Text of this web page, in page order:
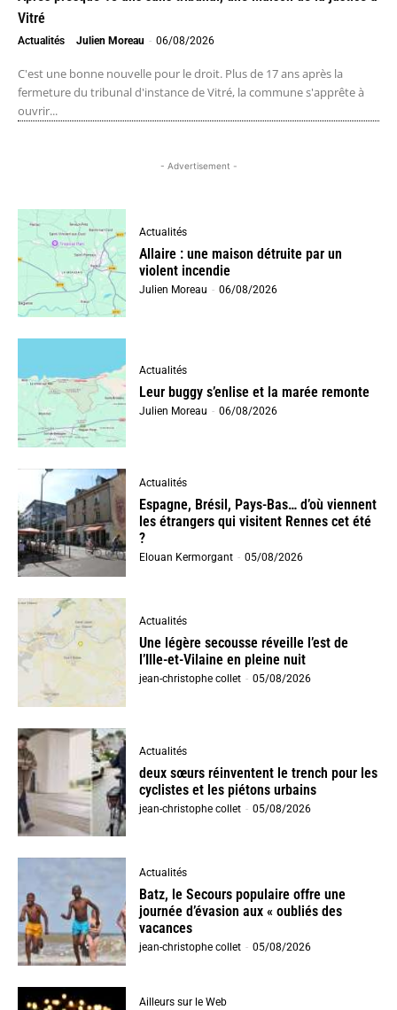
Vitré
Actualités Julien Moreau - 06/08/2026
C'est une bonne nouvelle pour le droit. Plus de 17 ans après la
fermeture du tribunal d'instance de Vitré, la commune s'apprête à
ouvrir...
- Advertisement -
Actualités
Allaire : une maison détruite par un
violent incendie
Julien Moreau - 06/08/2026
Actualités
Leur buggy s’enlise et la marée remonte
Julien Moreau - 06/08/2026
Actualités
Espagne, Brésil, Pays-Bas… d’où viennent
les étrangers qui visitent Rennes cet été
?
Elouan Kermorgant - 05/08/2026
Actualités
Une légère secousse réveille l’est de
l’Ille-et-Vilaine en pleine nuit
jean-christophe collet - 05/08/2026
Actualités
deux sœurs réinventent le trench pour les
cyclistes et les piétons urbains
jean-christophe collet - 05/08/2026
Actualités
Batz, le Secours populaire offre une
journée d’évasion aux « oubliés des
vacances
jean-christophe collet - 05/08/2026
Ailleurs sur le Web